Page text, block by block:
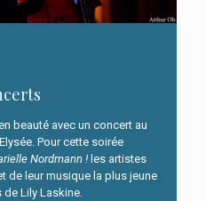
beauté avec un concert au
Pour cette soirée
Nordmann ! les artistes
de leur musique la plus jeune
Lily Laskine.